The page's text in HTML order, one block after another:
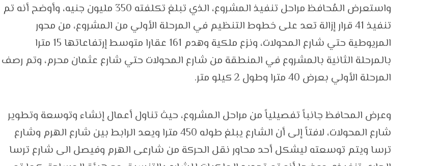
واستعرض المُحافظ مراحل تنفيذ المشروع، الذي تبلغ تكلفته 350 مليون جنيه، وأوضح أنه تم
تنفيذ 41 قرار إزالة تعد على خطوط التنظيم في المرحلة الأولي من المشروع، من محور
المريوطية حتي شارع المحولات، ونزع ملكية وهدم 161 عقارا متوسط إرتفاعاتها 15 مترا
بالمرحلة الثانية بالمشروع في المنطقة من شارع المحولات حتي شارع عثمان محرم، وتم رصف
المرحلة الأولي بعرض 40 مترا وطول 2 كيلو متر.
وعرض المحافظ جانباً تفصيلياً من مراحل المشروع، حيث تناول أعمال إنشاء وتوسعة وتطوير
شارع المحولات، لافتاً إلى أن الشارع يبلغ طوله 450 مترا ويعد الرابط بين شارع الهرم وشارع
ترسا ويتم توسعته ليشكل أحد محاور نقل الحركة من شارعى الهرم وفيصل الى شارع ترسا